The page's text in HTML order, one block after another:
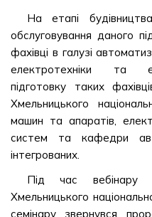
На етапі
обслуговування даного
фахівці в галузі
електротехніки та
підготовку таких
Хмельницького
машин та апаратів,
систем та кафедри
інтегрованих.
Під час вебінару
Хмельницького
семінару звернувся